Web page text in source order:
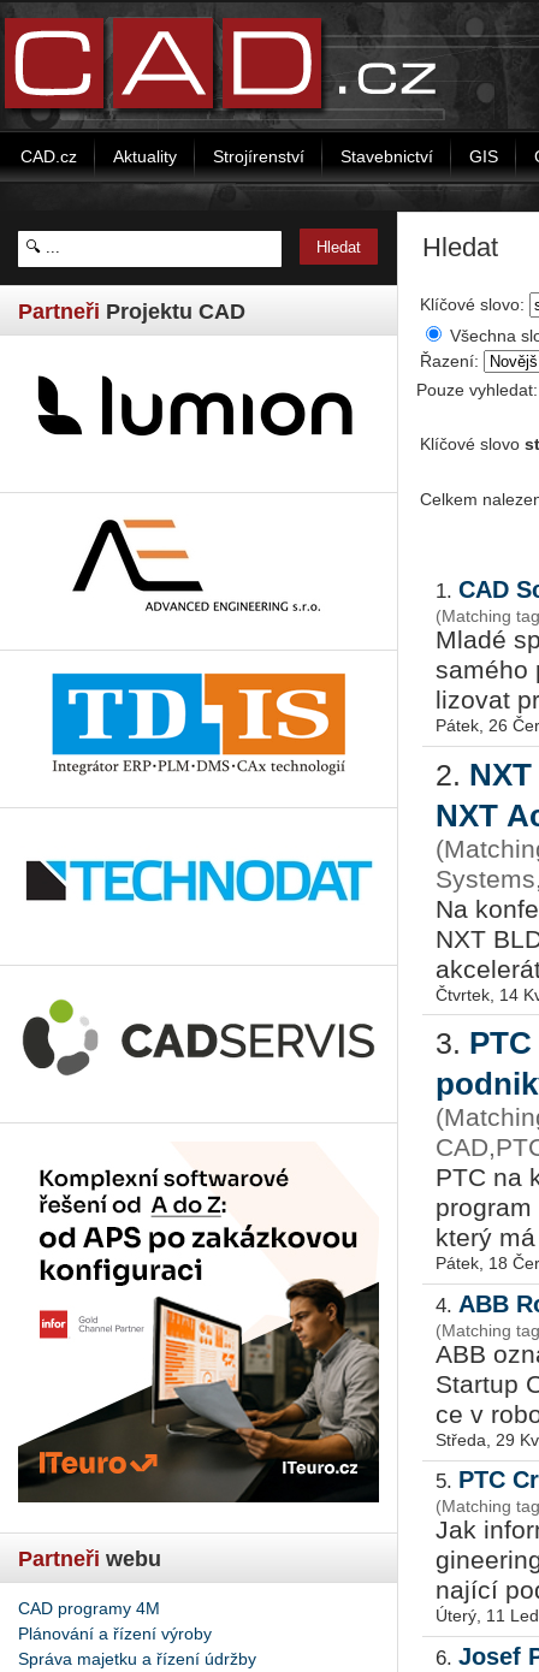
CAD.cz Aktuality Strojírenství Stavebnictví GIS
Partneři Projektu CAD
Partneři webu
CAD programy 4M
Plánování a řízení výroby
Správa majetku a řízení údržby
Hledat
Klíčové slovo:
Všechna
Řazení:
Pouze
Klíčové slovo
Celkem
1. CAD
(Matching
Mladé
sa­mé­ho
li­zo­vat
Pátek, 26
2.
NXT
Na
NXT
Čtvrtek, 14
3.
PTC na
který
Pátek, 18
4. ABB
(Matching
ABB
Startup
ce v
Středa, 29
5. PTC
(Matching
Jak
na­jí­cí
Úterý, 11
6. Josef